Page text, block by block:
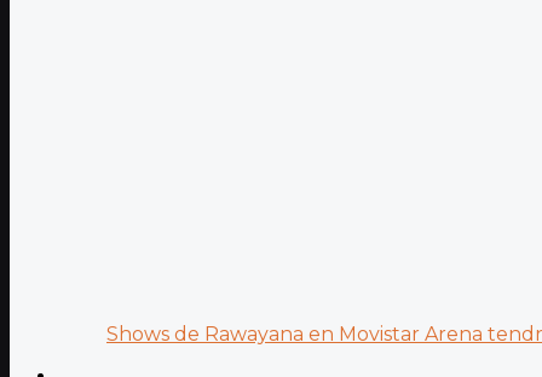
Shows de Rawayana en Movistar Arena